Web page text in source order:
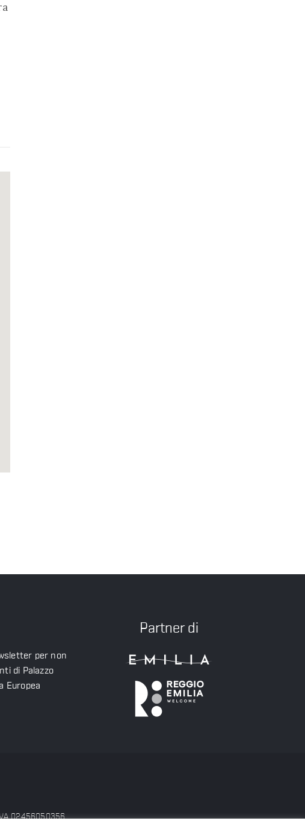
per non
di Palazzo
Europea
Partner di
02456050356